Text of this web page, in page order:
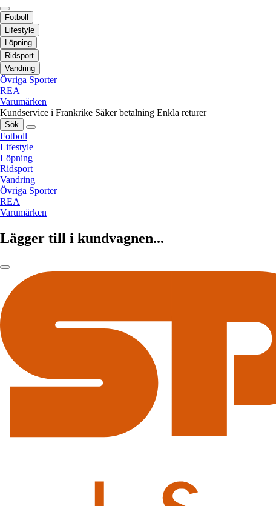
Fotboll
Lifestyle
Löpning
Ridsport
Vandring
Övriga Sporter
REA
Varumärken
Kundservice i Frankrike Säker betalning Enkla returer
Sök
Fotboll
Lifestyle
Löpning
Ridsport
Vandring
Övriga Sporter
REA
Varumärken
Lägger till i kundvagnen...